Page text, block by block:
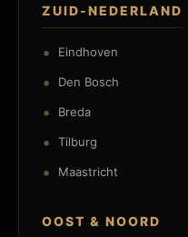
ZUID-NEDERLAND
Eindhoven
Den Bosch
Breda
Tilburg
Maastricht
OOST & NOORD